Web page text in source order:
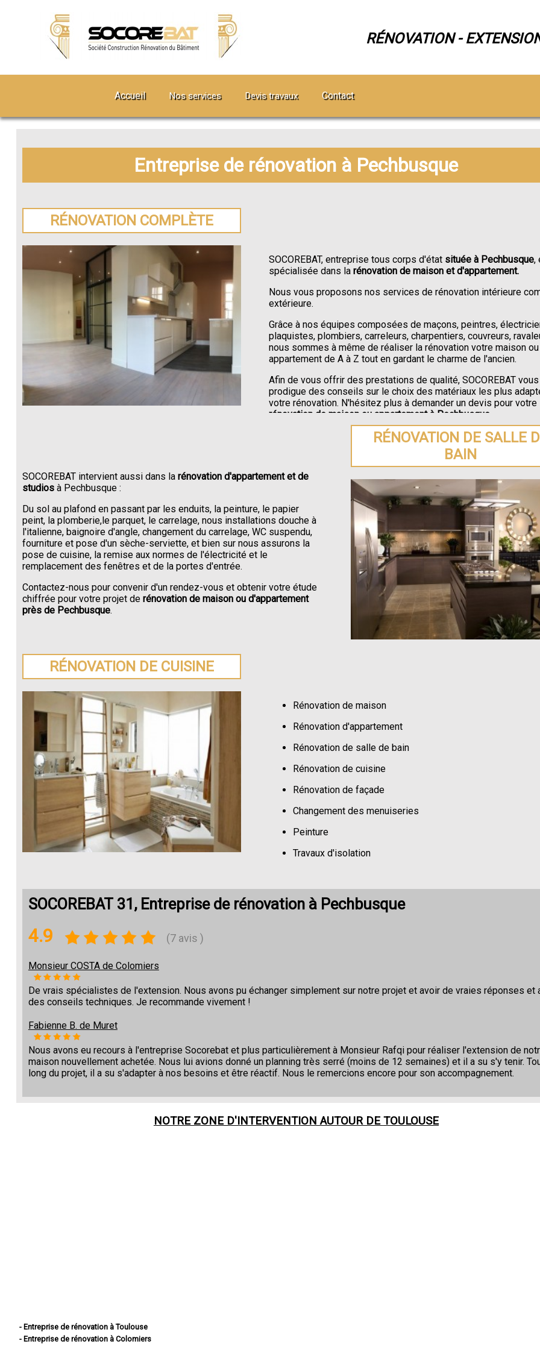
RÉNOVATION -
Accueil Nos services Devis travaux Contact
Entreprise de rénovation à Pechbusque
RÉNOVATION COMPLÈTE
SOCOREBAT, entreprise tous corps d'état située à Pechbusque,
spécialisée dans la rénovation de maison et d'appartement.
Nous vous proposons nos services de rénovation intérieure
extérieure.
Grâce à nos équipes composées de maçons, peintres,
plaquistes, plombiers, carreleurs, charpentiers, couvreurs,
nous sommes à même de réaliser la rénovation votre maison
appartement de A à Z tout en gardant le charme de l'ancien.
Afin de vous offrir des prestations de qualité, SOCOREBAT vous
prodigue des conseils sur le choix des matériaux les plus
votre rénovation. N'hésitez plus à demander un devis pour votre
rénovation de maison ou appartement à Pechbusque
RÉNOVATION DE SALLE
BAIN
SOCOREBAT intervient aussi dans la rénovation d'appartement et de
studiosà Pechbusque :
Du sol au plafond en passant par les enduits, la peinture, le papier
peint, la plomberie,le parquet, le carrelage, nous installations douche à
l'italienne, baignoire d'angle, changement du carrelage, WC suspendu,
fourniture et pose d'un sèche-serviette, et bien sur nous assurons la
pose de cuisine, la remise aux normes de l'électricité et le
remplacement des fenêtres et de la portes d'entrée.
Contactez-nous pour convenir d'un rendez-vous et obtenir votre étude
chiffrée pour votre projet derénovation de maison ou d'appartement
près de Pechbusque.
RÉNOVATION DE CUISINE
Rénovation de maison
Rénovation d'appartement
Rénovation de salle de bain
Rénovation de cuisine
Rénovation de façade
Changement des menuiseries
Peinture
Travaux d'isolation
SOCOREBAT 31, Entreprise de rénovation à Pechbusque
4.9 (7 avis )
Monsieur COSTA de Colomiers
De vrais spécialistes de l'extension. Nous avons pu échanger simplement sur notre projet et avoir de vraies réponses et
des conseils techniques. Je recommande vivement !
Fabienne B. de Muret
Nous avons eu recours à l'entreprise Socorebat et plus particulièrement à Monsieur Rafqi pour réaliser l'extension de
maison nouvellement achetée. Nous lui avions donné un planning très serré (moins de 12 semaines) et il a su s'y tenir.
long du projet, il a su s'adapter à nos besoins et être réactif. Nous le remercions encore pour son accompagnement.
NOTRE ZONE D'INTERVENTION AUTOUR DETOULOUSE
- Entreprise de rénovation à Toulouse
- Entreprise de rénovation à Colomiers